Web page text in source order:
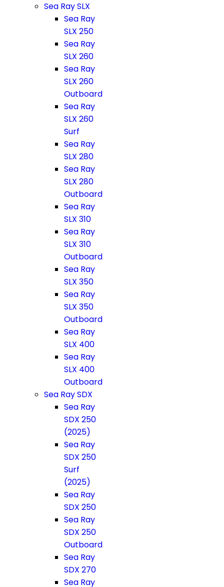
Sea Ray SLX
Sea Ray
SLX 250
Sea Ray
SLX 260
Sea Ray
SLX 260
Outboard
Sea Ray
SLX 260
Surf
Sea Ray
SLX 280
Sea Ray
SLX 280
Outboard
Sea Ray
SLX 310
Sea Ray
SLX 310
Outboard
Sea Ray
SLX 350
Sea Ray
SLX 350
Outboard
Sea Ray
SLX 400
Sea Ray
SLX 400
Outboard
Sea Ray SDX
Sea Ray
SDX 250
(2025)
Sea Ray
SDX 250
Surf
(2025)
Sea Ray
SDX 250
Sea Ray
SDX 250
Outboard
Sea Ray
SDX 270
Sea Ray